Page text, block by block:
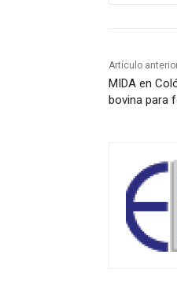
Artículo
MIDA en
bovina para